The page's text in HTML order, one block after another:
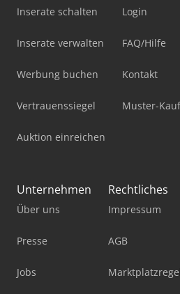
Inserate schalten
Inserate verwalten
Werbung buchen
Vertrauenssiegel
Auktion einreichen
Login
FAQ/Hilfe
Kontakt
Muster-
Unternehmen
Über uns
Presse
Jobs
Rechtliches
Impressum
AGB